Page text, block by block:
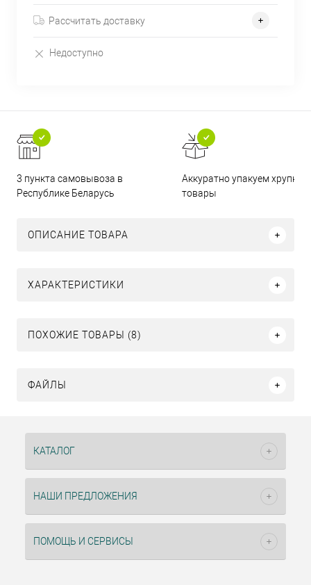
Рассчитать доставку
Недоступно
3 пункта самовывоза в
Республике Беларусь
Аккуратно упакуем хрупкие
товары
ОПИСАНИЕ ТОВАРА
ХАРАКТЕРИСТИКИ
ПОХОЖИЕ ТОВАРЫ (8)
ФАЙЛЫ
КАТАЛОГ
НАШИ ПРЕДЛОЖЕНИЯ
ПОМОЩЬ И СЕРВИСЫ